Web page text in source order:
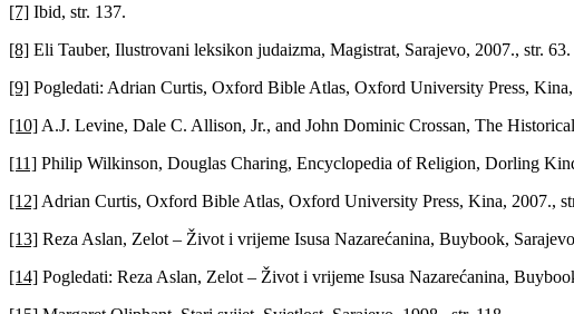
[7] Ibid, str. 137.
[8] Eli Tauber, Ilustrovani leksikon judaizma, Magistrat, Sarajevo, 2007., str. 63.
[9] Pogledati: Adrian Curtis, Oxford Bible Atlas, Oxford University Press, Kina,
[10] A.J. Levine, Dale C. Allison, Jr., and John Dominic Crossan, The
[11] Philip Wilkinson, Douglas Charing, Encyclopedia of Religion, Dorling
[12] Adrian Curtis, Oxford Bible Atlas, Oxford University Press, Kina, 2007.,
[13] Reza Aslan, Zelot – Život i vrijeme Isusa Nazarećanina, Buybook,
[14] Pogledati: Reza Aslan, Zelot – Život i vrijeme Isusa Nazarećanina,